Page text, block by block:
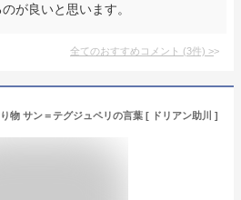
が良いと思います。
全てのおすすめコメント (3件) >
物 サン＝テグジュペリの言葉 [ ドリアン助川 ]